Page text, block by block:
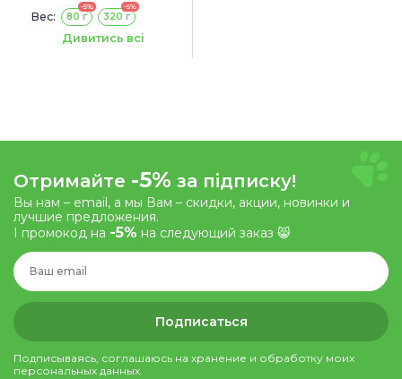
Вес:
-5%
80 г
-5%
320 г
Количество:
1 шт
Дивитись всі
Отримайте -5% за підписку!
Вы нам – email, а мы Вам – скидки, акции, новинки и
лучшие предложения.
І промокод на -5% на следующий заказ 😸
Подписаться
Подписываясь, соглашаюсь на хранение и обработку моих
персональных данных.